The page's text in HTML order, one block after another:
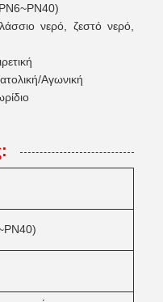
νερό, ζεστό νερό,
Αγωνική